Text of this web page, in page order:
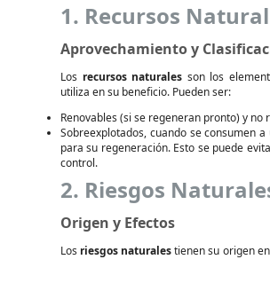
1. Recursos
Aprovechamiento y
Los recursos naturales son los
utiliza en su beneficio. Pueden ser:
Renovables (si se regeneran pronto) y no
Sobreexplotados, cuando se consumen
para su regeneración. Esto se puede
control.
2. Riesgos
Origen y Efectos
Los riesgos naturalestienen su origen